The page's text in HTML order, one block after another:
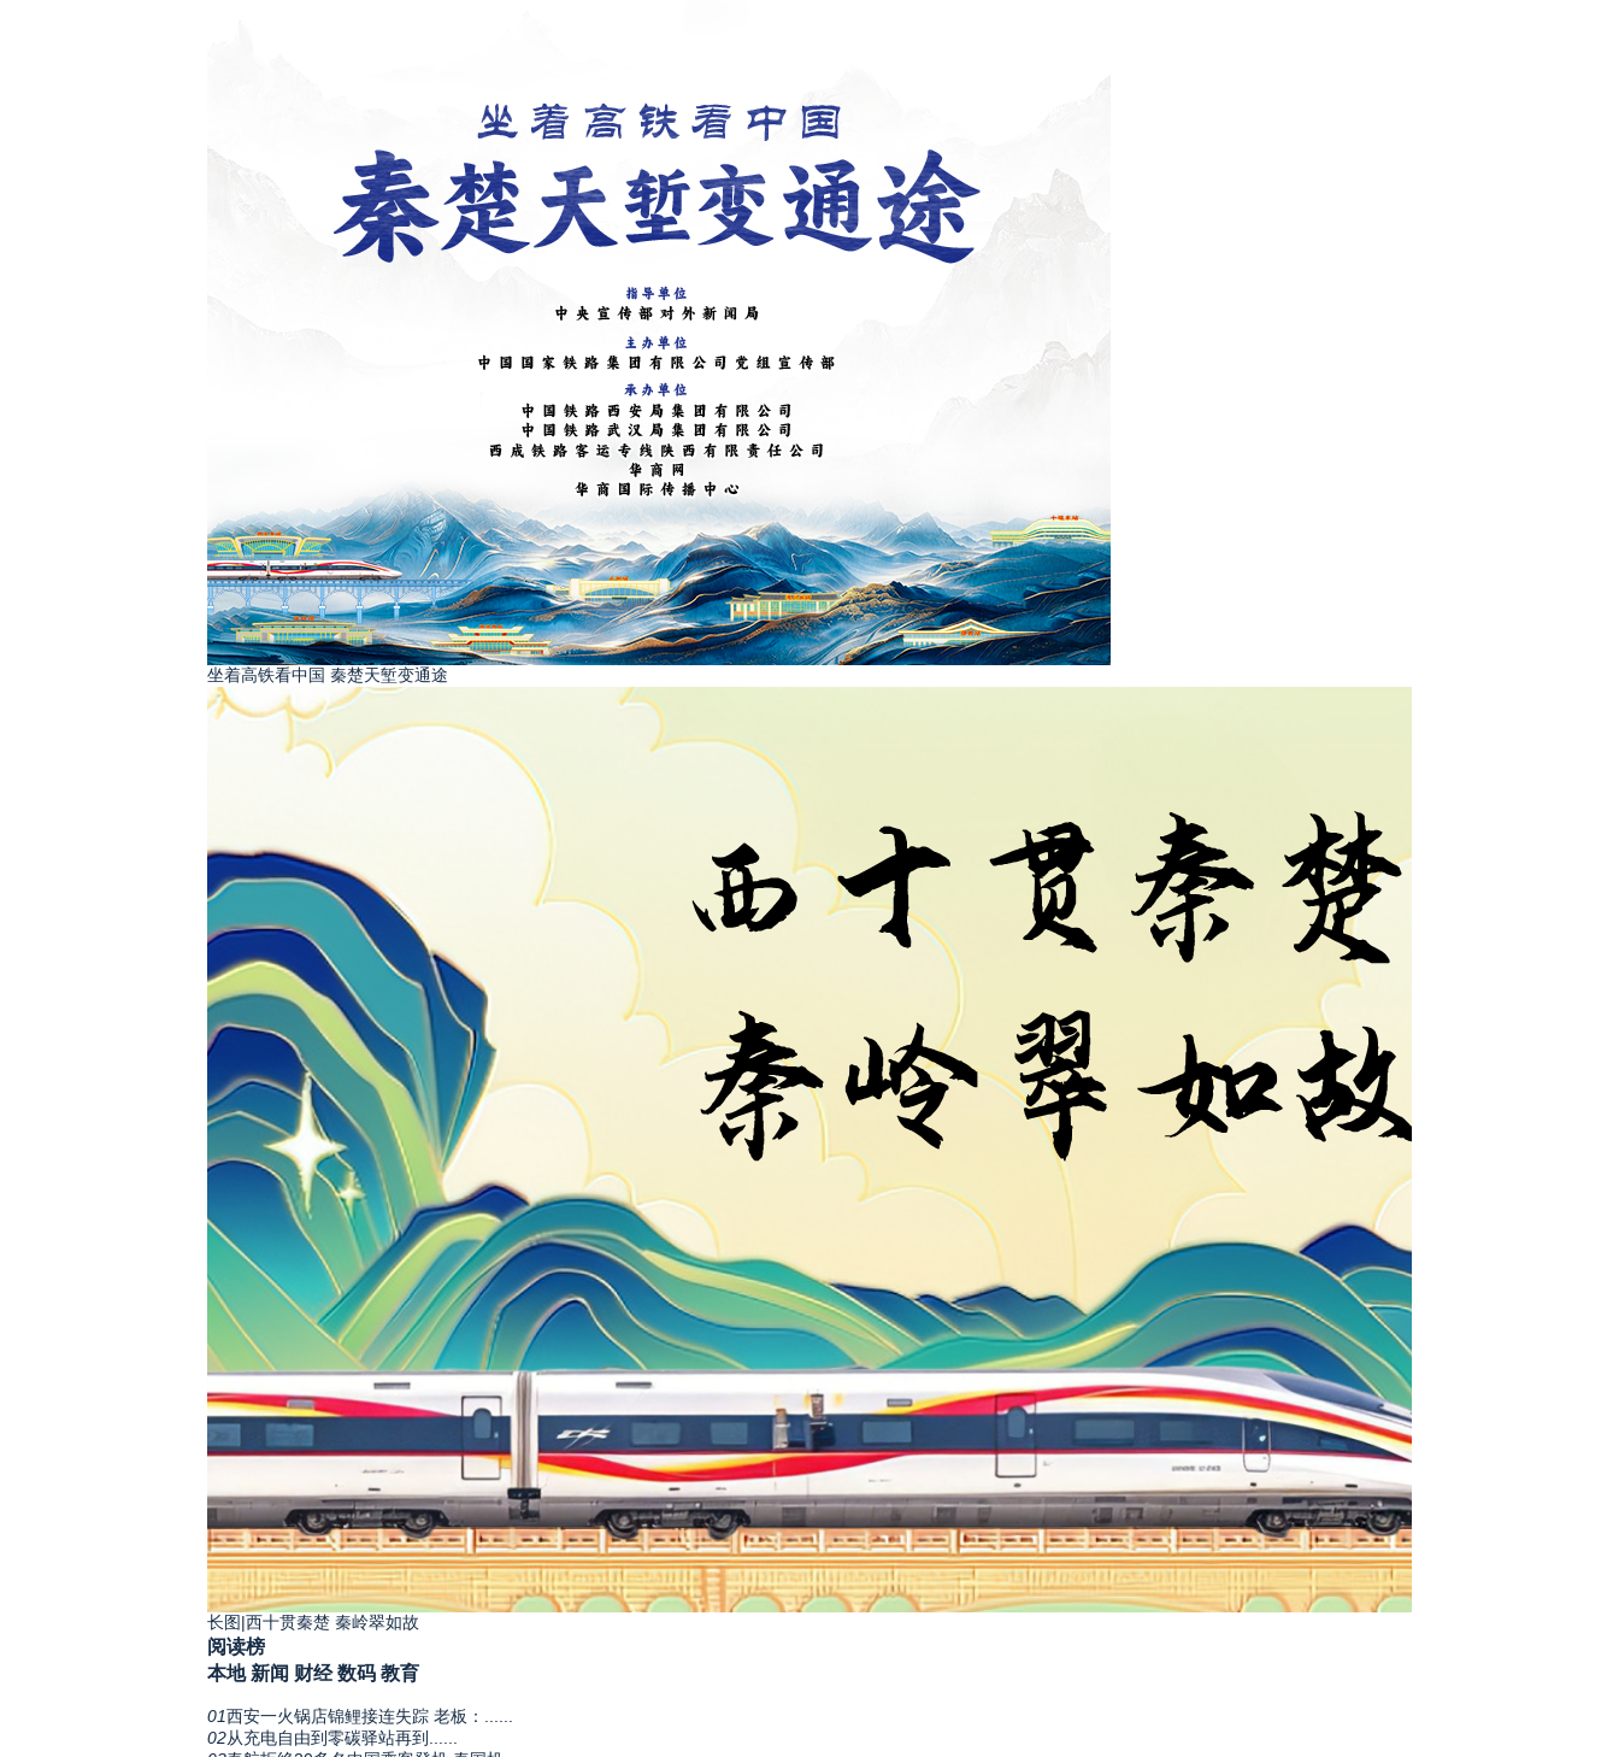
坐着高铁看中国 秦楚天堑变通途
长图|西十贯秦楚 秦岭翠如故
阅读榜
本地 新闻 财经 数码 教育
01西安一火锅店锦鲤接连失踪 老板：......
02从充电自由到零碳驿站再到......